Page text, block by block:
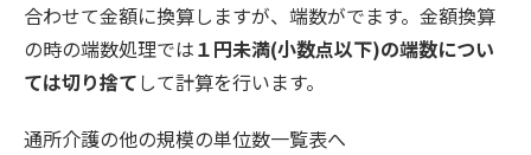
合わせて金額に換算しますが、端数がでます。金額換算
の時の端数処理では１円未満(小数点以下)の端数につい
ては切り捨てして計算を行います。
通所介護の他の規模の単位数一覧表へ